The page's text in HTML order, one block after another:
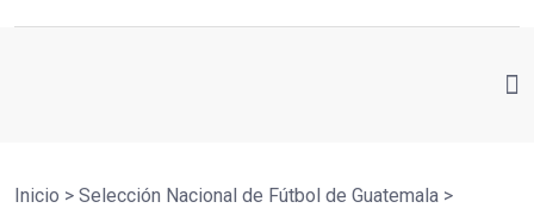
Inicio > Selección Nacional de Fútbol de Guatemala >